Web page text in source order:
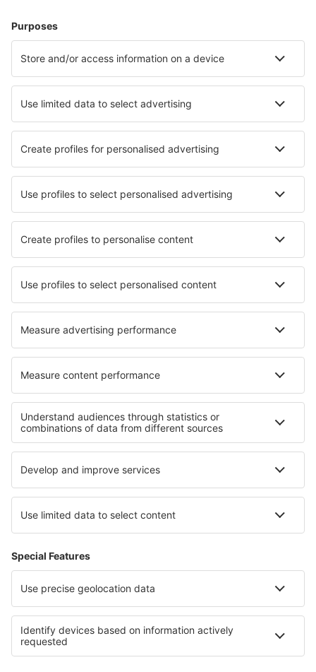
Unterkunft in Davenport Unterkunft in South Lake Tahoe
Unterkunft Dauphin Island Unterkunft in Joshua Tree
Die besten Unterkünfte - Städte
Unterkunft in La Puebla Del Rio Unterkunft in Grahovo ob Baci
Unterkunft in Bagnolo in Piano Unterkunft in Wintzfelden
Unterkunft in Es Canar Unterkunft in Ciudad Quesada
Unterkunft auf Hawaii Unterkunft im Yosemite-Nationalpark
Unterkunft in Saguaro-Nationalpark Unterkunft in El Beni
Unterkunft im Banff-Nationalpark Unterkunft in Kalabrien
Unterkunft auf der Svalbard Archipelago
Unterkunft an der Ägäischen Riviera